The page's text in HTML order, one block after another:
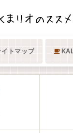
イトマップ